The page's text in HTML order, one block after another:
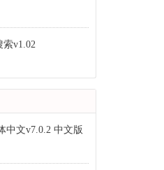
索v1.02
中文v7.0.2 中文版